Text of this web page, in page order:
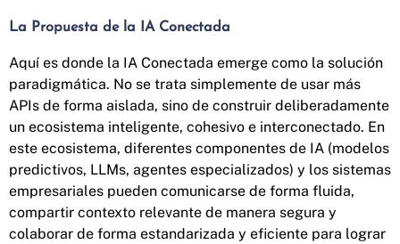
La Propuesta de la IA Conectada
Aquí es donde la IA Conectada emerge como la solución
paradigmática. No se trata simplemente de usar más
APIs de forma aislada, sino de construir deliberadamente
un ecosistema inteligente, cohesivo e interconectado. En
este ecosistema, diferentes componentes de IA (modelos
predictivos, LLMs, agentes especializados) y los sistemas
empresariales pueden comunicarse de forma fluida,
compartir contexto relevante de manera segura y
colaborar de forma estandarizada y eficiente para lograr